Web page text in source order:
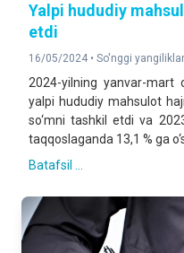
Yalpi hududiy
etdi
16/05/2024 • So'nggi yangiliklar
2024-yilning yanvar-mart
yalpi hududiy mahsulot
so‘mni tashkil etdi va
taqqoslaganda 13,1 % ga
Batafsil ...